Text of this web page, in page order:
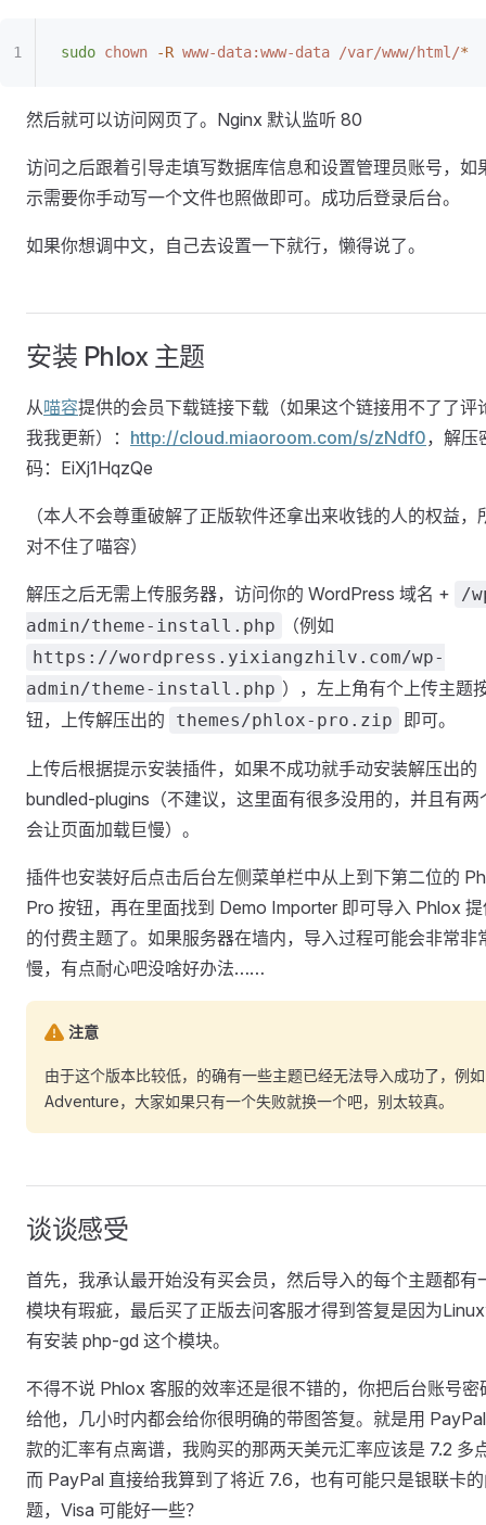
sudo chown -R www-data:www-data /var/www/html/*
然后就可以访问网页了。Nginx 默认监听 80
访问之后跟着引导走填写数据库信息和设置管理员账号，如
示需要你手动写一个文件也照做即可。成功后登录后台。
如果你想调中文，自己去设置一下就行，懒得说了。
安装 Phlox 主题
从喵容提供的会员下载链接下载（如果这个链接用不了了评
我我更新）： http://cloud.miaoroom.com/s/zNdf0，解压
码：EiXj1HqzQe
（本人不会尊重破解了正版软件还拿出来收钱的人的权益，
对不住了喵容）
解压之后无需上传服务器，访问你的 WordPress 域名 +
/
admin/theme-install.php
（例如
https://wordpress.yixiangzhilv.com/wp-
admin/theme-install.php ），左上角有个上传主题
钮，上传解压出的
themes/phlox-pro.zip 即可。
上传后根据提示安装插件，如果不成功就手动安装解压出的
bundled-plugins（不建议，这里面有很多没用的，并且有两
会让页面加载巨慢）。
插件也安装好后点击后台左侧菜单栏中从上到下第二位的
Pro 按钮，再在里面找到 Demo Importer 即可导入 Phlox
的付费主题了。如果服务器在墙内，导入过程可能会非常非
慢，有点耐心吧没啥好办法……
注意
由于这个版本比较低，的确有一些主题已经无法导入成功了，例如
Adventure，大家如果只有一个失败就换一个吧，别太较真。
谈谈感受
首先，我承认最开始没有买会员，然后导入的每个主题都有
模块有瑕疵，最后买了正版去问客服才得到答复是因为
有安装 php-gd 这个模块。
不得不说 Phlox 客服的效率还是很不错的，你把后台账号密
给他，几小时内都会给你很明确的带图答复。就是用
款的汇率有点离谱，我购买的那两天美元汇率应该是 7.2 多
而 PayPal 直接给我算到了将近 7.6，也有可能只是银联卡
题，Visa 可能好一些？